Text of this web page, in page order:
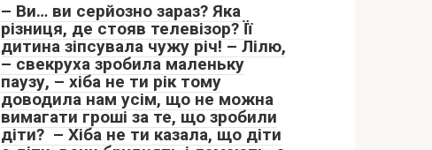
– Ви… ви серйозно зараз? Яка
різниця, де стояв телевізор? Її
дитина зіпсувала чужу річ! – Лілю,
– свекруха зробила маленьку
паузу, – хіба не ти рік тому
доводила нам усім, що не можна
вимагати гроші за те, що зробили
діти? – Хіба не ти казала, що діти